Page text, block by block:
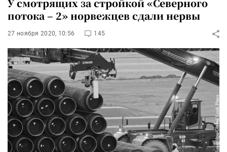
У смотрящих за стройкой «Северного
потока – 2» норвежцев сдали нервы
27 ноября 2020, 10:56 145